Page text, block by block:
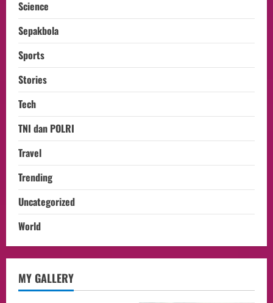
Science
Sepakbola
Sports
Stories
Tech
TNI dan POLRI
Travel
Trending
Uncategorized
World
MY GALLERY